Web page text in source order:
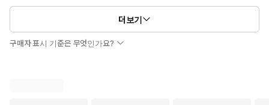
더보기
구매자 표시 기준은 무엇인가요?